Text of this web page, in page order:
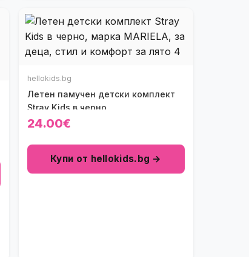
hellokids.bg
Летен памучен детски комплект
Stray Kids в черно
24.00€
Купи от hellokids.bg →